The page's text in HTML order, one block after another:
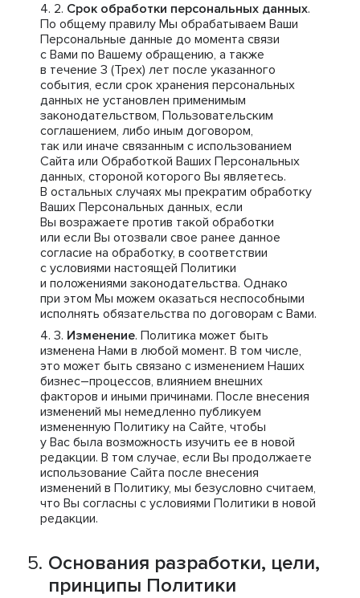
Срок обработки персональных данных.
По общему правилу Мы обрабатываем Ваши
Персональные данные до момента связи
с Вами по Вашему обращению, а также
в течение 3 (Трех) лет после указанного
события, если срок хранения персональных
данных не установлен применимым
законодательством, Пользовательским
соглашением, либо иным договором,
так или иначе связанным с использованием
Сайта или Обработкой Ваших Персональных
данных, стороной которого Вы являетесь.
В остальных случаях мы прекратим обработку
Ваших Персональных данных, если
Вы возражаете против такой обработки
или если Вы отозвали свое ранее данное
согласие на обработку, в соответствии
с условиями настоящей Политики
и положениями законодательства. Однако
при этом Мы можем оказаться неспособными
исполнять обязательства по договорам с Вами.
Изменение. Политика может быть
изменена Нами в любой момент. В том числе,
это может быть связано с изменением Наших
бизнес–процессов, влиянием внешних
факторов и иными причинами. После внесения
изменений мы немедленно публикуем
измененную Политику на Сайте, чтобы
у Вас была возможность изучить ее в новой
редакции. В том случае, если Вы продолжаете
использование Сайта после внесения
изменений в Политику, мы безусловно считаем,
что Вы согласны с условиями Политики в новой
редакции.
Основания разработки, цели,
принципы Политики